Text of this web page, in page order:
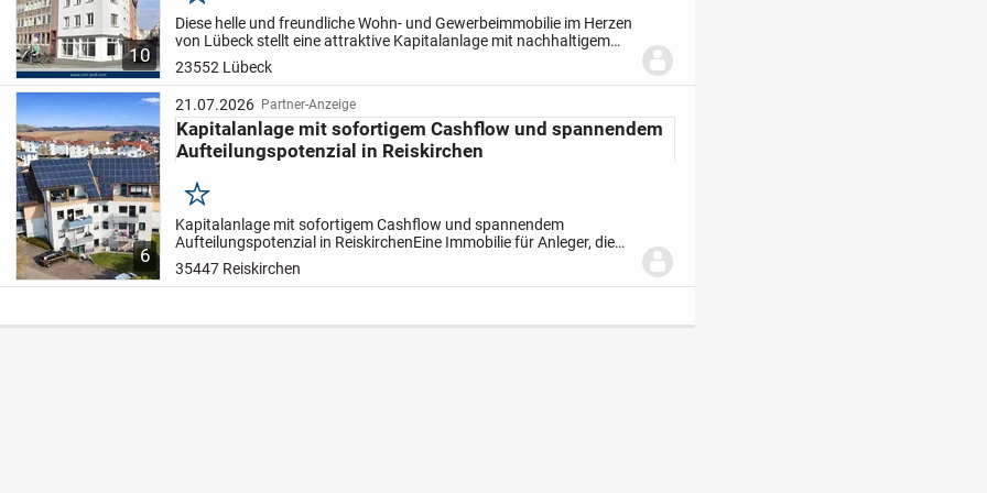
10
Diese helle und freundliche Wohn- und Gewerbeimmobilie im Herzen
von Lübeck stellt eine attraktive Kapitalanlage mit nachhaltigem
Entwicklungspotenzial dar. Die zentrale Lage in einer gefragten...
23552 Lübeck
6
21.07.2026 Partner-Anzeige
Kapitalanlage mit sofortigem Cashflow und spannendem
Aufteilungspotenzial in Reiskirchen
Merken
Kapitalanlage mit sofortigem Cashflow und spannendem
Aufteilungspotenzial in ReiskirchenEine Immobilie für Anleger, die
nicht nur Miete kassieren, sondern Vermögen aufbauen
wollen.Solche Objekte...
35447 Reiskirchen